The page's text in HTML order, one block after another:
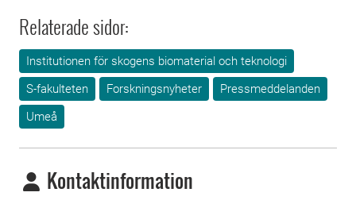
Relaterade sidor:
Institutionen för skogens biomaterial och teknologi
S-fakulteten
Forskningsnyheter
Pressmeddelanden
Umeå
Kontaktinformation